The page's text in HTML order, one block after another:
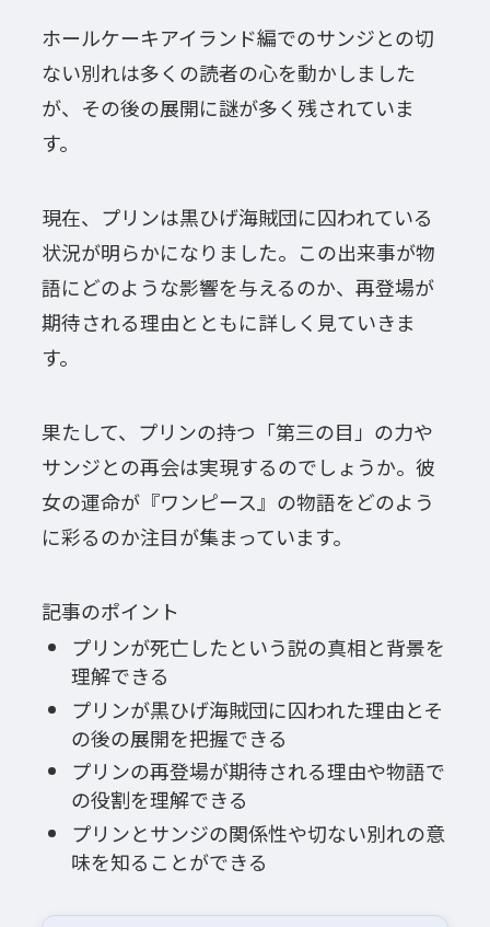
ホールケーキアイランド編でのサンジとの切
ない別れは多くの読者の心を動かしました
が、その後の展開に謎が多く残されていま
す。
現在、プリンは黒ひげ海賊団に囚われている
状況が明らかになりました。この出来事が物
語にどのような影響を与えるのか、再登場が
期待される理由とともに詳しく見ていきま
す。
果たして、プリンの持つ「第三の目」の力や
サンジとの再会は実現するのでしょうか。彼
女の運命が『ワンピース』の物語をどのよう
に彩るのか注目が集まっています。
記事のポイント
プリンが死亡したという説の真相と背景を
理解できる
プリンが黒ひげ海賊団に囚われた理由とそ
の後の展開を把握できる
プリンの再登場が期待される理由や物語で
の役割を理解できる
プリンとサンジの関係性や切ない別れの意
味を知ることができる